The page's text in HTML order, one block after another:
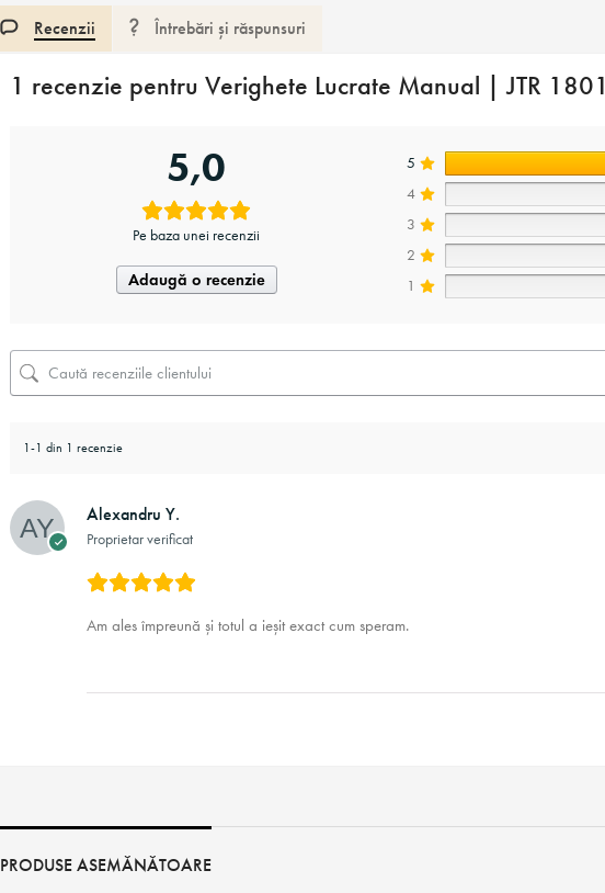
Recenzii Întrebări și răspunsuri
1 recenzie pentru Verighete Lucrate Manual | JTR 1801
5,0
Pe baza unei recenzii
Adaugă o recenzie
5
4
3
2
1
1-1 din 1 recenzie
Alexandru Y.
Proprietar verificat
Am ales împreună și totul a ieșit exact cum speram.
PRODUSE ASEMĂNĂTOARE